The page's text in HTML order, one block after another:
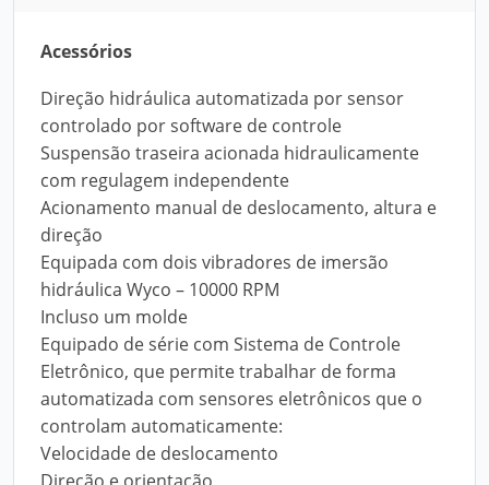
Acessórios
Direção hidráulica automatizada por sensor
controlado por software de controle
Suspensão traseira acionada hidraulicamente
com regulagem independente
Acionamento manual de deslocamento, altura e
direção
Equipada com dois vibradores de imersão
hidráulica Wyco – 10000 RPM
Incluso um molde
Equipado de série com Sistema de Controle
Eletrônico, que permite trabalhar de forma
automatizada com sensores eletrônicos que o
controlam automaticamente:
Velocidade de deslocamento